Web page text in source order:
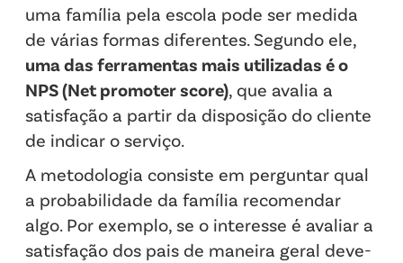
uma família pela escola pode ser medida
de várias formas diferentes. Segundo ele,
uma das ferramentas mais utilizadas é o
NPS (Net promoter score), que avalia a
satisfação a partir da disposição do cliente
de indicar o serviço.
A metodologia consiste em perguntar qual
a probabilidade da família recomendar
algo. Por exemplo, se o interesse é avaliar a
satisfação dos pais de maneira geral deve-